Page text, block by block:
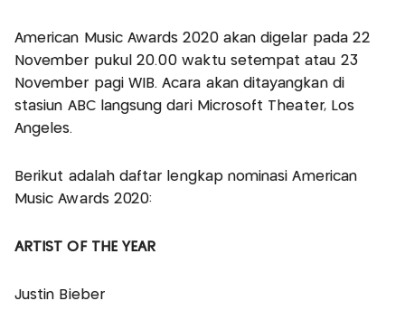
American Music Awards 2020 akan digelar pada 22
November pukul 20.00 waktu setempat atau 23
November pagi WIB. Acara akan ditayangkan di
stasiun ABC langsung dari Microsoft Theater, Los
Angeles.
Berikut adalah daftar lengkap nominasi American
Music Awards 2020:
ARTIST OF THE YEAR
Justin Bieber